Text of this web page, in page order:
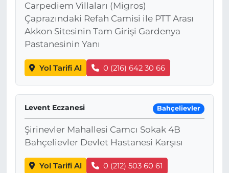
Carpediem Villaları (Migros)
Çaprazındaki Refah Camisi ile PTT Arası
Akkon Sitesinin Tam Girişi Gardenya
Pastanesinin Yanı
Yol Tarifi Al 0 (216) 642 30 66
Levent Eczanesi Bahçelievler
Şirinevler Mahallesi Camcı Sokak 4B
Bahçelievler Devlet Hastanesi Karşısı
Yol Tarifi Al 0 (212) 503 60 61